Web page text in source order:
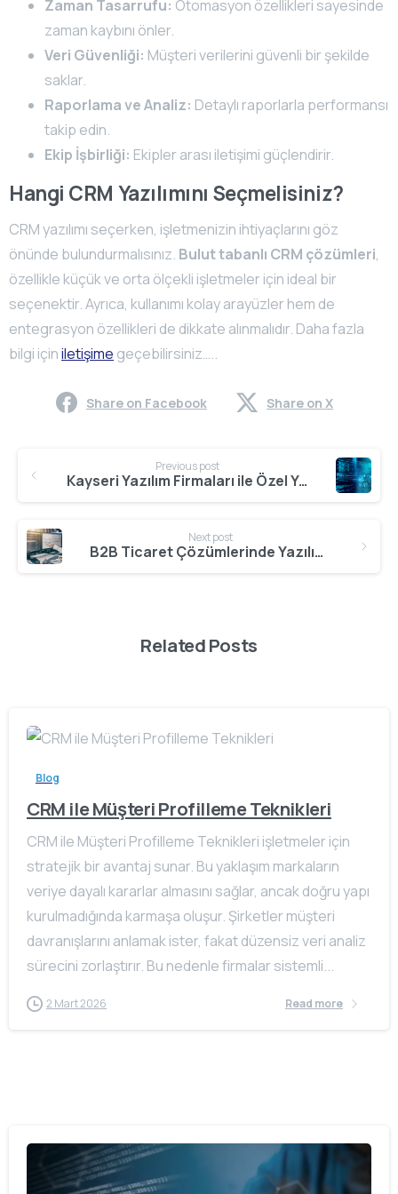
Zaman Tasarrufu: Otomasyon özellikleri sayesinde
zaman kaybını önler.
Veri Güvenliği: Müşteri verilerini güvenli bir şekilde
saklar.
Raporlama ve Analiz: Detaylı raporlarla performansı
takip edin.
Ekip İşbirliği: Ekipler arası iletişimi güçlendirir.
Hangi CRM Yazılımını Seçmelisiniz?
CRM yazılımı seçerken, işletmenizin ihtiyaçlarını göz
önünde bulundurmalısınız. Bulut tabanlı CRM çözümleri,
özellikle küçük ve orta ölçekli işletmeler için ideal bir
seçenektir. Ayrıca, kullanımı kolay arayüzler hem de
entegrasyon özellikleri de dikkate alınmalıdır. Daha fazla
bilgi içiniletişime geçebilirsiniz…..
Share on Facebook Share on X
Reading
Previous post
Kayseri Yazılım Firmaları ile Özel Yazılım Geliştirme
Next post
B2B Ticaret Çözümlerinde Yazılımın Gücü
Related Posts
Blog
CRM ile Müşteri Profilleme Teknikleri
CRM ile Müşteri Profilleme Teknikleri işletmeler için
stratejik bir avantaj sunar. Bu yaklaşım markaların
veriye dayalı kararlar almasını sağlar, ancak doğru yapı
kurulmadığında karmaşa oluşur. Şirketler müşteri
davranışlarını anlamak ister, fakat düzensiz veri analiz
sürecini zorlaştırır. Bu nedenle firmalar sistemli...
2 Mart 2026 Read more